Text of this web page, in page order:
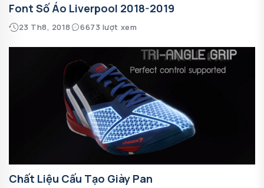
Font Số Áo Liverpool 2018-2019
23 Th8, 2018 6673 lượt xem
Chất Liệu Cấu Tạo Giày Pan